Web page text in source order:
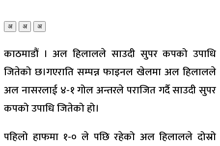
अ अ अ
काठमाडौं । अल हिलालले साउदी सुपर कपको उपाधि
जितेको छ।गएराति सम्पन्न फाइनल खेलमा अल हिलालले
अल नासरलाई ४-१ गोल अन्तरले पराजित गर्दै साउदी सुपर
कपको उपाधि जितेको हो।
पहिलो हाफमा १-० ले पछि रहेको अल हिलालले दोस्रो